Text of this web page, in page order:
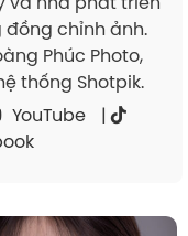
chỉnh ảnh.
Phúc Photo,
thống Shotpik.
YouTube
|